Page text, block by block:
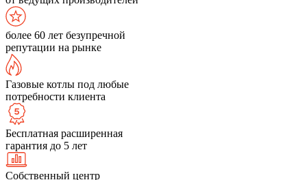
более 60 лет безупречной
репутации на рынке
Газовые котлы под любые
потребности клиента
Бесплатная расширенная
гарантия до 5 лет
Собственный центр